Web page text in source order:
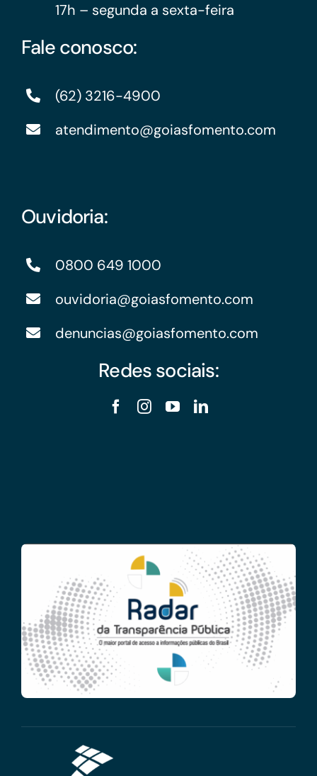
17h – segunda a sexta-feira
Fale conosco:
(62) 3216-4900
atendimento@goiasfomento.com
Ouvidoria:
0800 649 1000
ouvidoria@goiasfomento.com
denuncias@goiasfomento.com
Redes sociais: